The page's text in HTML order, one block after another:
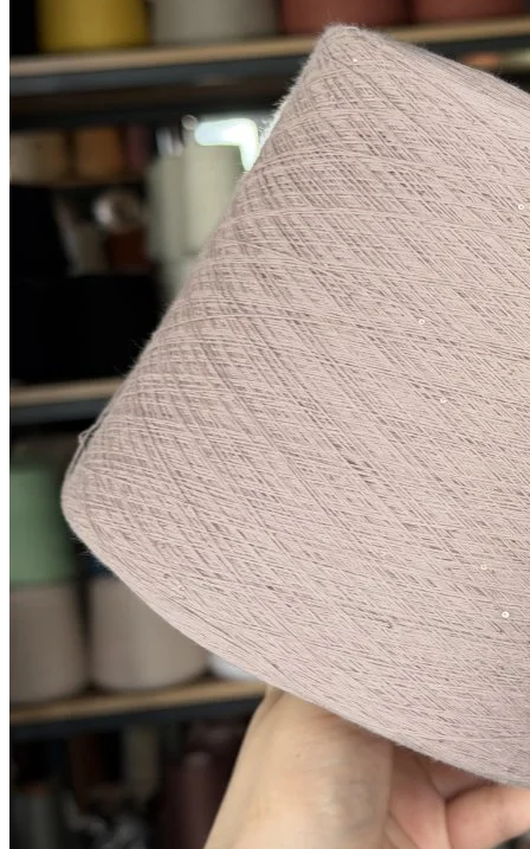
гр
Микропайетки на хлопке
хлопок 90%, пайетки 10%
1600 м/100 гбледный циннвальтид с
оттенком серого
за 100 г
Купить
Filato Italiano
Мы используем файлы cookie,
чтобы улучшить работу сайта и предоставить вам
больше возможностей. Также, к сайту подключен сервис
веб аналитики Яндекс Метрика, использующий cookie.
Продолжая использовать сайт, вы соглашаетесь с
условиями использования cookie.